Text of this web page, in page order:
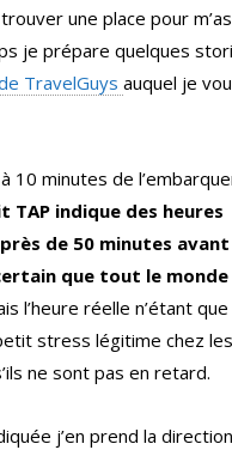
une place pour
je prépare quelques
TravelGuys auquel je
10 minutes de
TAP indique des heures
de 50 minutes
que tout le monde
l’heure réelle n’étant
stress légitime chez
ne sont pas en retard.
j’en prend la